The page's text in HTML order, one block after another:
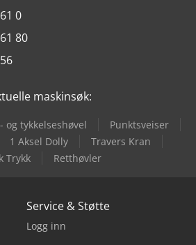
0
80
maskinsøk:
tykkelseshøvel
Punktsveiser
1 Aksel Dolly
Travers Kran
Trykk
Retthøvler
Service & Støtte
Logg inn